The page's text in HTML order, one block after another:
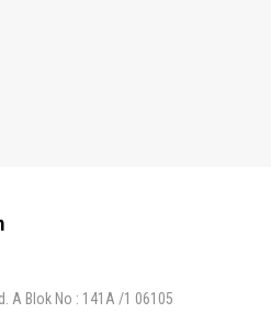
A Blok No : 141A /1 06105